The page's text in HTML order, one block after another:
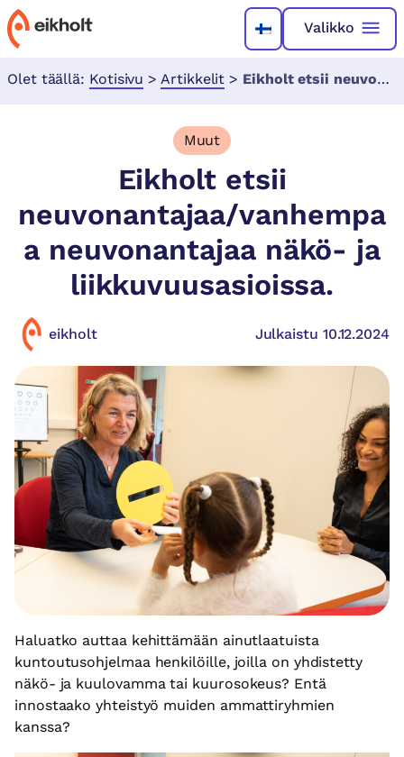
Valikko
Olet täällä: Kotisivu > Artikkelit > Eikholt etsii neuvonantajaa/vanhempaa neuvonantajaa näkö- ja liikkuvuusasioissa.
Muut
Eikholt etsii
neuvonantajaa/vanhempa
a neuvonantajaa näkö- ja
liikkuvuusasioissa.
eikholt Julkaistu 10.12.2024
Haluatko auttaa kehittämään ainutlaatuista
kuntoutusohjelmaa henkilöille, joilla on yhdistetty
näkö- ja kuulovamma tai kuurosokeus? Entä
innostaako yhteistyö muiden ammattiryhmien
kanssa?